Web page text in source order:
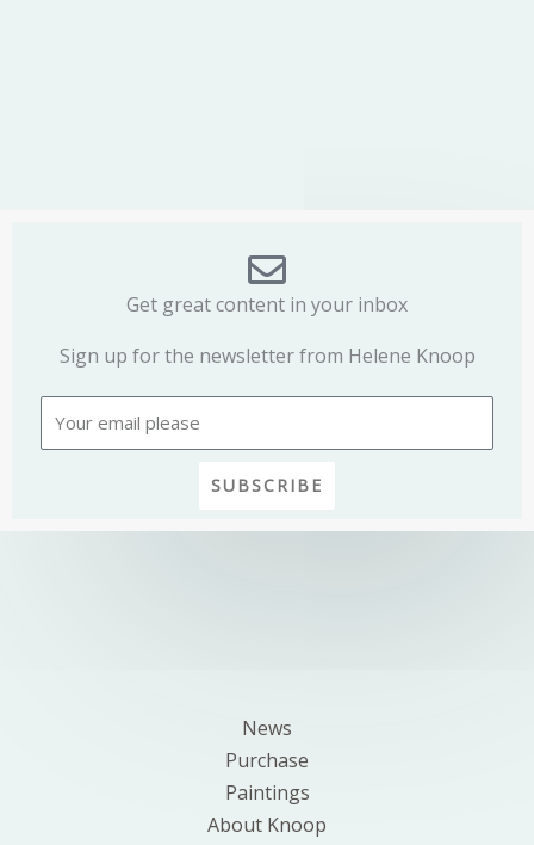
Get great content in your inbox
Sign up for the newsletter from Helene Knoop
SUBSCRIBE
News
Purchase
Paintings
About Knoop